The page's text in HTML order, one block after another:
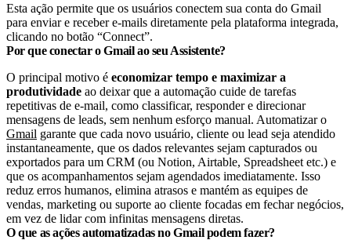
Esta ação permite que os usuários conectem sua conta do Gmail
para enviar e receber e-mails diretamente pela plataforma integrada,
clicando no botão “Connect”.
Por que conectar o Gmail ao seu Assistente?
O principal motivo é economizar tempo e maximizar a
produtividade ao deixar que a automação cuide de tarefas
repetitivas de e-mail, como classificar, responder e direcionar
mensagens de leads, sem nenhum esforço manual. Automatizar o
Gmail garante que cada novo usuário, cliente ou lead seja atendido
instantaneamente, que os dados relevantes sejam capturados ou
exportados para um CRM (ou Notion, Airtable, Spreadsheet etc.) e
que os acompanhamentos sejam agendados imediatamente. Isso
reduz erros humanos, elimina atrasos e mantém as equipes de
vendas, marketing ou suporte ao cliente focadas em fechar negócios,
em vez de lidar com infinitas mensagens diretas.
O que as ações automatizadas no Gmail podem fazer?